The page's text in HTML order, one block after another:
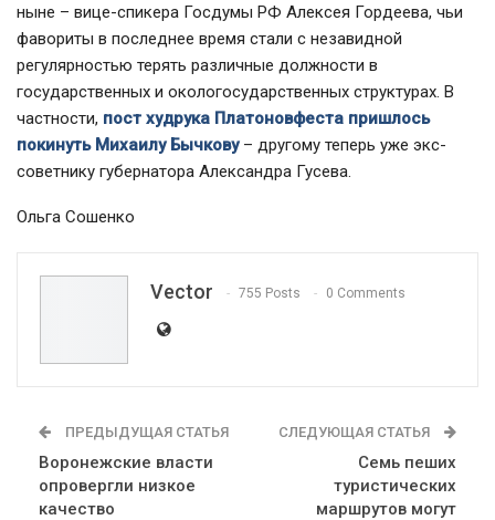
ныне – вице-спикера Госдумы РФ Алексея Гордеева, чьи
фавориты в последнее время стали с незавидной
регулярностью терять различные должности в
государственных и окологосударственных структурах. В
частности, пост худрука Платоновфеста пришлось
покинуть Михаилу Бычкову– другому теперь уже экс-
советнику губернатора Александра Гусева.
Ольга Сошенко
Vector 755 Posts 0 Comments
ПРЕДЫДУЩАЯ СТАТЬЯ
Воронежские власти
опровергли низкое
качество
СЛЕДУЮЩАЯ СТАТЬЯ
Семь пеших
туристических
маршрутов могут